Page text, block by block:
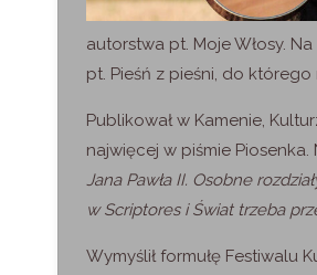
autorstwa pt. Moje Włosy.
pt. Pieśń z pieśni, do
Publikował w Kamenie,
najwięcej w piśmie Piosenka.
Jana Pawła II. Osobne
wScriptoresi Świat trzeba
Wymyślił formułę Festiwalu